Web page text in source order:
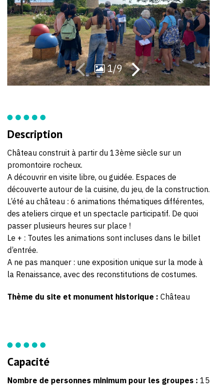
1/9
Description
Château construit à partir du 13ème siècle sur un
promontoire rocheux.
A découvrir en visite libre, ou guidée. Espaces de
découverte autour de la cuisine, du jeu, de la construction.
L’été au château : 6 animations thématiques différentes,
des ateliers cirque et un spectacle participatif. De quoi
passer plusieurs heures sur place !
Le + : Toutes les animations sont incluses dans le billet
d’entrée.
A ne pas manquer : une exposition unique sur la mode à
la Renaissance, avec des reconstitutions de costumes.
Thème du site et monument historique : Château
Capacité
Nombre de personnes minimum pour les groupes : 15